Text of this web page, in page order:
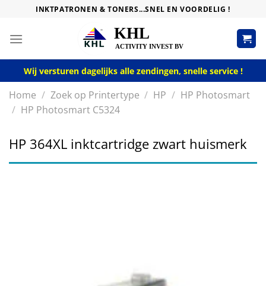
content
INKTPATRONEN & TONERS...SNEL EN VOORDELIG !
Wij versturen dagelijks alle zendingen, snelle service !
Home / Zoek op Printertype / HP / HP Photosmart
/ HP Photosmart C5324
HP 364XL inktcartridge zwart huismerk